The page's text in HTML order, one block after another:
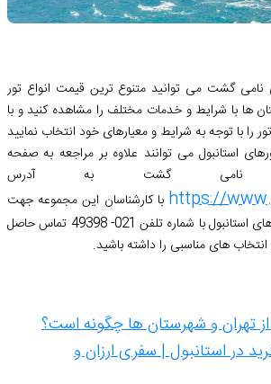
گشت می ‌توانید متنوع ترین قیمت انواع تور
ها با شرایط و خدمات مختلف را مشاهده کنید و با
را با توجه به شرایط و معیارهای خود انتخاب نمایید
استانبول می توانند علاوه بر مراجعه به صفحه
نامی گشت به آدرس
https:// با کارشناسان این مجموعه جهت
اطلاع از لیست قیمت تورهای استانبول با شماره تلفن 021- 49398 تماس حاصل
انتخاب های مناسبی را داشته باشید.
از تهران و شهرستان ها چگونه است؟
در استانبول | سفری ارزان و